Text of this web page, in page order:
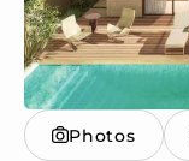
Photos